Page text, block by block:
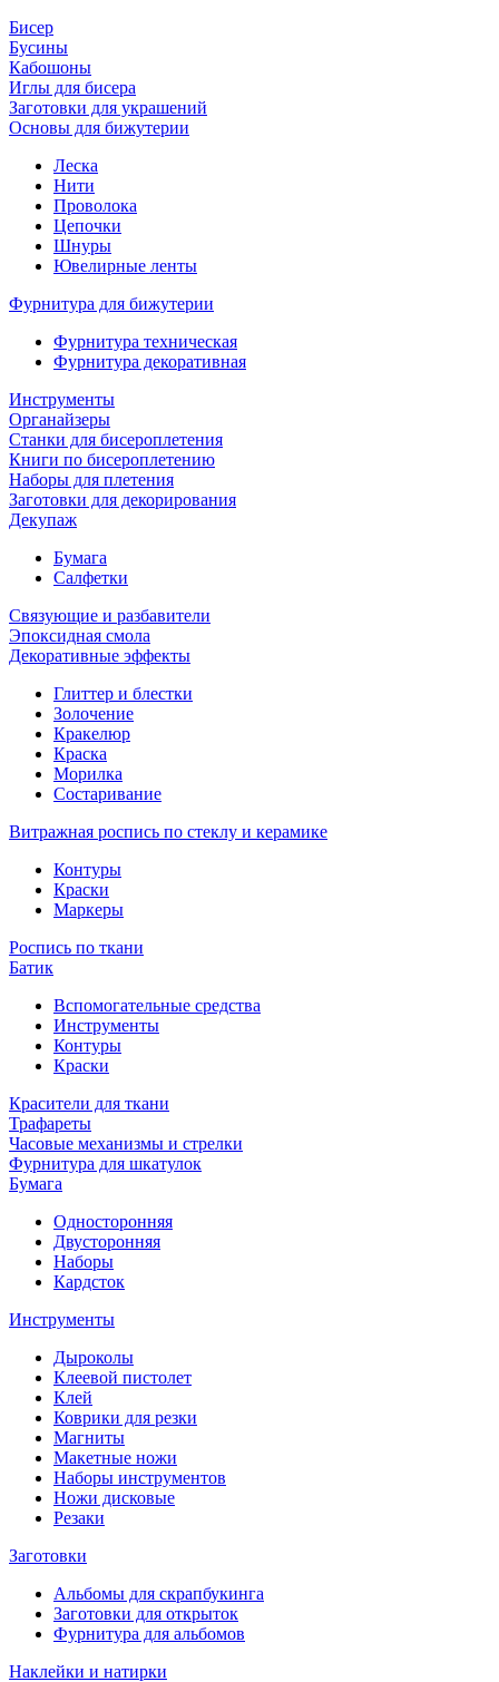
Бисер
Бусины
Кабошоны
Иглы для бисера
Заготовки для украшений
Основы для бижутерии
Леска
Нити
Проволока
Цепочки
Шнуры
Ювелирные ленты
Фурнитура для бижутерии
Фурнитура техническая
Фурнитура декоративная
Инструменты
Органайзеры
Станки для бисероплетения
Книги по бисероплетению
Наборы для плетения
Заготовки для декорирования
Декупаж
Бумага
Салфетки
Связующие и разбавители
Эпоксидная смола
Декоративные эффекты
Глиттер и блестки
Золочение
Кракелюр
Краска
Морилка
Состаривание
Витражная роспись по стеклу и керамике
Контуры
Краски
Маркеры
Роспись по ткани
Батик
Вспомогательные средства
Инструменты
Контуры
Краски
Красители для ткани
Трафареты
Часовые механизмы и стрелки
Фурнитура для шкатулок
Бумага
Односторонняя
Двусторонняя
Наборы
Кардсток
Инструменты
Дыроколы
Клеевой пистолет
Клей
Коврики для резки
Магниты
Макетные ножи
Наборы инструментов
Ножи дисковые
Резаки
Заготовки
Альбомы для скрапбукинга
Заготовки для открыток
Фурнитура для альбомов
Наклейки и натирки